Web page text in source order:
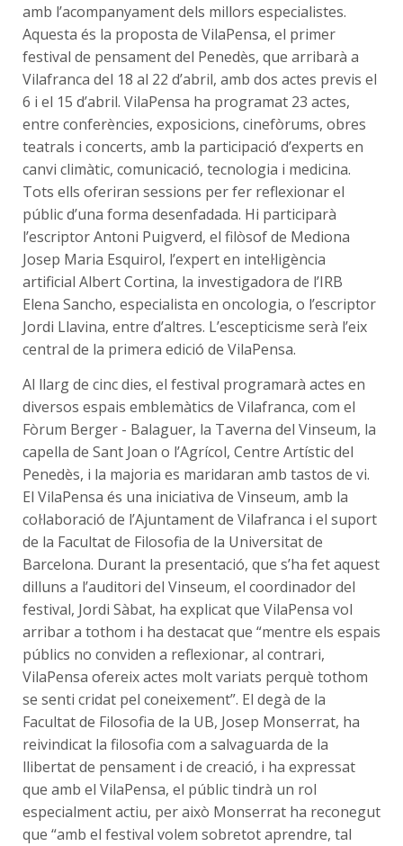
amb l’acompanyament dels millors especialistes.
Aquesta és la proposta de VilaPensa, el primer
festival de pensament del Penedès, que arribarà a
Vilafranca del 18 al 22 d’abril, amb dos actes previs el
6 i el 15 d’abril. VilaPensa ha programat 23 actes,
entre conferències, exposicions, cinefòrums, obres
teatrals i concerts, amb la participació d’experts en
canvi climàtic, comunicació, tecnologia i medicina.
Tots ells oferiran sessions per fer reflexionar el
públic d’una forma desenfadada. Hi participarà
l’escriptor Antoni Puigverd, el filòsof de Mediona
Josep Maria Esquirol, l’expert en intel·ligència
artificial Albert Cortina, la investigadora de l’IRB
Elena Sancho, especialista en oncologia, o l’escriptor
Jordi Llavina, entre d’altres. L’escepticisme serà l’eix
central de la primera edició de VilaPensa.
Al llarg de cinc dies, el festival programarà actes en
diversos espais emblemàtics de Vilafranca, com el
Fòrum Berger - Balaguer, la Taverna del Vinseum, la
capella de Sant Joan o l’Agrícol, Centre Artístic del
Penedès, i la majoria es maridaran amb tastos de vi.
El VilaPensa és una iniciativa de Vinseum, amb la
col·laboració de l’Ajuntament de Vilafranca i el suport
de la Facultat de Filosofia de la Universitat de
Barcelona. Durant la presentació, que s’ha fet aquest
dilluns a l’auditori del Vinseum, el coordinador del
festival, Jordi Sàbat, ha explicat que VilaPensa vol
arribar a tothom i ha destacat que “mentre els espais
públics no conviden a reflexionar, al contrari,
VilaPensa ofereix actes molt variats perquè tothom
se senti cridat pel coneixement”. El degà de la
Facultat de Filosofia de la UB, Josep Monserrat, ha
reivindicat la filosofia com a salvaguarda de la
llibertat de pensament i de creació, i ha expressat
que amb el VilaPensa, el públic tindrà un rol
especialment actiu, per això Monserrat ha reconegut
que “amb el festival volem sobretot aprendre, tal